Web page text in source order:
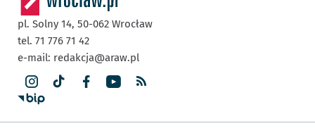
pl. Solny 14, 50-062 Wrocław
tel. 71 776 71 42
e-mail: redakcja@araw.pl